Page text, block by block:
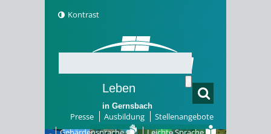
Kontrast
Presse Ausbildung
Stellenangebote
Leben
in Gernsbach